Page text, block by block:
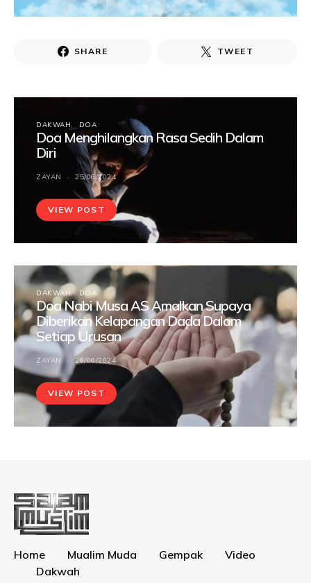
SHARE TWEET
DAKWAH DOA
Doa Menghilangkan Rasa Sedih Dalam
Diri
ZAYAN 25/06/2024
VIEW POST
DAKWAH DOA
Doa Nabi Musa AS Amalkan Supaya
Diberikan Kelapangan Dada Dalam
Setiap Urusan
ZAYAN 26/06/2024
VIEW POST
Home Mualim Muda Gempak
Video
Dakwah